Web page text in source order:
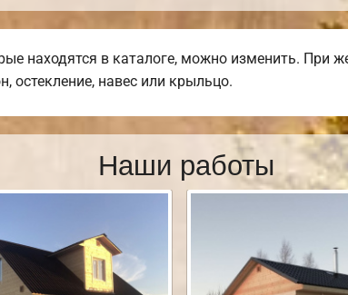
находятся в каталоге, можно изменить. При
остекление, навес или крыльцо.
Наши работы